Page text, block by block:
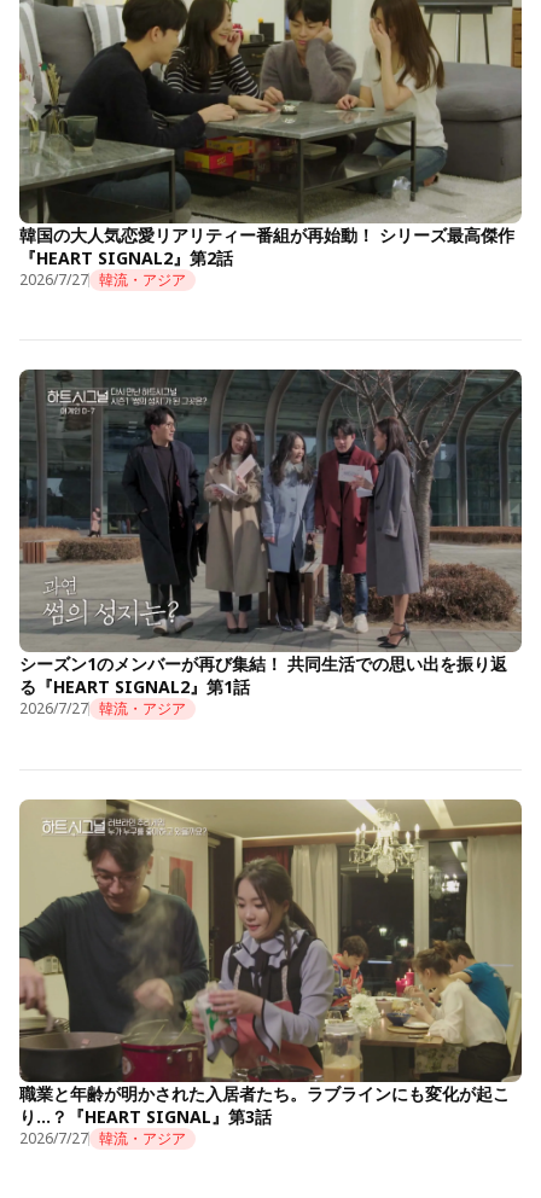
韓国の大人気恋愛リアリティー番組が再始動！ シリーズ最高傑作
『HEART SIGNAL2』第2話
2026/7/27 韓流・アジア
シーズン1のメンバーが再び集結！ 共同生活での思い出を振り返
る『HEART SIGNAL2』第1話
2026/7/27 韓流・アジア
職業と年齢が明かされた入居者たち。ラブラインにも変化が起こ
り…？『HEART SIGNAL』第3話
2026/7/27 韓流・アジア